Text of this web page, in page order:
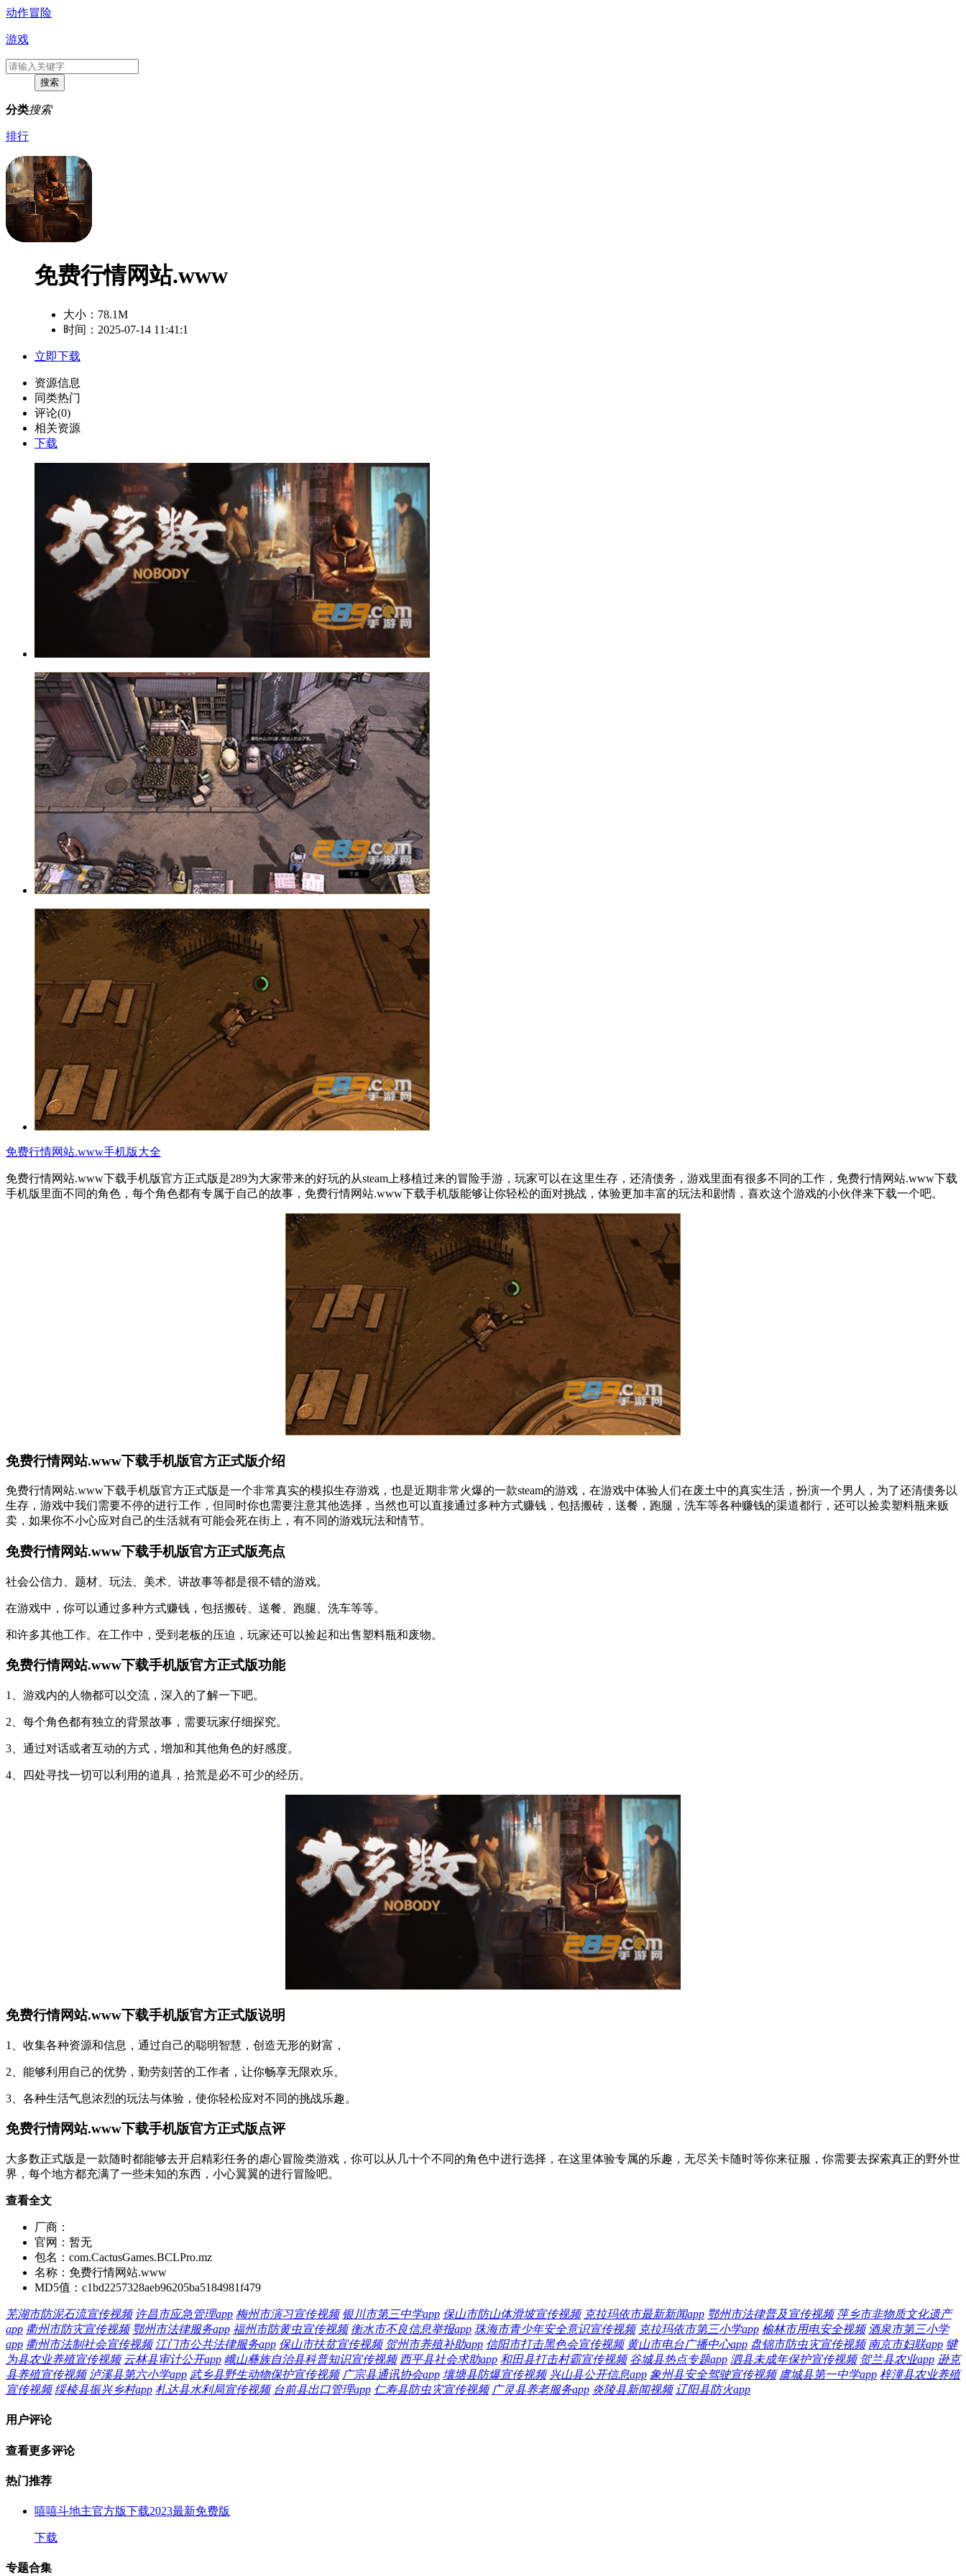
动作冒险
游戏
分类搜索
排行
免费行情网站.www
大小： 78.1M
时间：2025-07-14 11:41:1
立即下载
资源信息
同类热门
评论(0)
相关资源
下载
免费行情网站.www手机版大全
免费行情网站.www下载手机版官方正式版是289为大家带来的好玩的从steam上移植过来的冒险手游，玩家可以在这里生存，还清债务，游戏里面有很多不同的工作，免费行情网站.www下载
手机版里面不同的角色，每个角色都有专属于自己的故事，免费行情网站.www下载手机版能够让你轻松的面对挑战，体验更加丰富的玩法和剧情，喜欢这个游戏的小伙伴来下载一个吧。
免费行情网站.www下载手机版官方正式版介绍
免费行情网站.www下载手机版官方正式版是一个非常真实的模拟生存游戏，也是近期非常火爆的一款steam的游戏，在游戏中体验人们在废土中的真实生活，扮演一个男人，为了还清债务以
生存，游戏中我们需要不停的进行工作，但同时你也需要注意其他选择，当然也可以直接通过多种方式赚钱，包括搬砖，送餐，跑腿，洗车等各种赚钱的渠道都行，还可以捡卖塑料瓶来贩
卖，如果你不小心应对自己的生活就有可能会死在街上，有不同的游戏玩法和情节。
免费行情网站.www下载手机版官方正式版亮点
社会公信力、题材、玩法、美术、讲故事等都是很不错的游戏。
在游戏中，你可以通过多种方式赚钱，包括搬砖、送餐、跑腿、洗车等等。
和许多其他工作。在工作中，受到老板的压迫，玩家还可以捡起和出售塑料瓶和废物。
免费行情网站.www下载手机版官方正式版功能
1、游戏内的人物都可以交流，深入的了解一下吧。
2、每个角色都有独立的背景故事，需要玩家仔细探究。
3、通过对话或者互动的方式，增加和其他角色的好感度。
4、四处寻找一切可以利用的道具，拾荒是必不可少的经历。
免费行情网站.www下载手机版官方正式版说明
1、收集各种资源和信息，通过自己的聪明智慧，创造无形的财富，
2、能够利用自己的优势，勤劳刻苦的工作者，让你畅享无限欢乐。
3、各种生活气息浓烈的玩法与体验，使你轻松应对不同的挑战乐趣。
免费行情网站.www下载手机版官方正式版点评
大多数正式版是一款随时都能够去开启精彩任务的虐心冒险类游戏，你可以从几十个不同的角色中进行选择，在这里体验专属的乐趣，无尽关卡随时等你来征服，你需要去探索真正的野外世
界，每个地方都充满了一些未知的东西，小心翼翼的进行冒险吧。
查看全文
厂商：
官网： 暂无
包名： com.CactusGames.BCLPro.mz
名称： 免费行情网站.www
MD5值： c1bd2257328aeb96205ba5184981f479
芜湖市防泥石流宣传视频 许昌市应急管理app 梅州市演习宣传视频 银川市第三中学app 保山市防山体滑坡宣传视频 克拉玛依市最新新闻app 鄂州市法律普及宣传视频 萍乡市非物质文化遗产
app 衢州市防灾宣传视频 鄂州市法律服务app 福州市防黄虫宣传视频 衡水市不良信息举报app 珠海市青少年安全意识宣传视频 克拉玛依市第三小学app 榆林市用电安全视频 酒泉市第三小学
app 衢州市法制社会宣传视频 江门市公共法律服务app 保山市扶贫宣传视频 贺州市养殖补助app 信阳市打击黑色会宣传视频 黄山市电台广播中心app 盘锦市防虫灾宣传视频 南京市妇联app 犍
为县农业养殖宣传视频 云林县审计公开app 峨山彝族自治县科普知识宣传视频 西平县社会求助app 和田县打击村霸宣传视频 谷城县热点专题app 泗县未成年保护宣传视频 贺兰县农业app 逊克
县养殖宣传视频 泸溪县第六小学app 武乡县野生动物保护宣传视频 广宗县通讯协会app 壤塘县防爆宣传视频 兴山县公开信息app 象州县安全驾驶宣传视频 虞城县第一中学app 梓潼县农业养殖
宣传视频 绥棱县振兴乡村app 札达县水利局宣传视频 台前县出口管理app 仁寿县防虫灾宣传视频 广灵县养老服务app 炎陵县新闻视频 辽阳县防火app
用户评论
查看更多评论
热门推荐
嘻嘻斗地主官方版下载2023最新免费版
下载
专题合集